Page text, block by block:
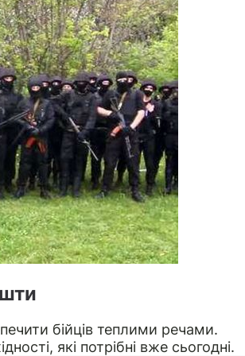
бійців теплими речами.
які потрібні вже сьогодні.